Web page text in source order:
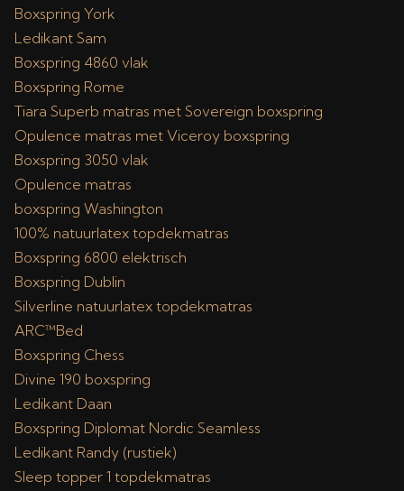
Boxspring York
Ledikant Sam
Boxspring 4860 vlak
Boxspring Rome
Tiara Superb matras met Sovereign boxspring
Opulence matras met Viceroy boxspring
Boxspring 3050 vlak
Opulence matras
boxspring Washington
100% natuurlatex topdekmatras
Boxspring 6800 elektrisch
Boxspring Dublin
Silverline natuurlatex topdekmatras
ARC™Bed
Boxspring Chess
Divine 190 boxspring
Ledikant Daan
Boxspring Diplomat Nordic Seamless
Ledikant Randy (rustiek)
Sleep topper 1 topdekmatras